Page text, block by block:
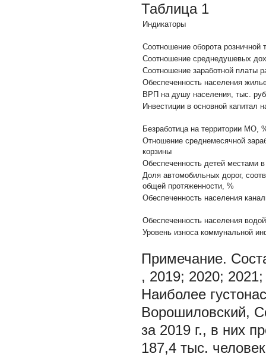
Таблица 1
Индикаторы
Соотношение оборота розничной
Соотношение среднедушевых
Соотношение заработной платы
Обеспеченность населения
ВРП на душу населения, тыс.
Инвестиции в основной капитал
Безработица на территории МО,
Отношение среднемесячной
корзины
Обеспеченность детей местами
Доля автомобильных дорог,
общей протяженности, %
Обеспеченность населения
Обеспеченность населения
Уровень износа коммунальной
Примечание.
, 2019; 2020;
Наиболее
Ворошиловский,
за 2019 г., в них
187,4 тыс.